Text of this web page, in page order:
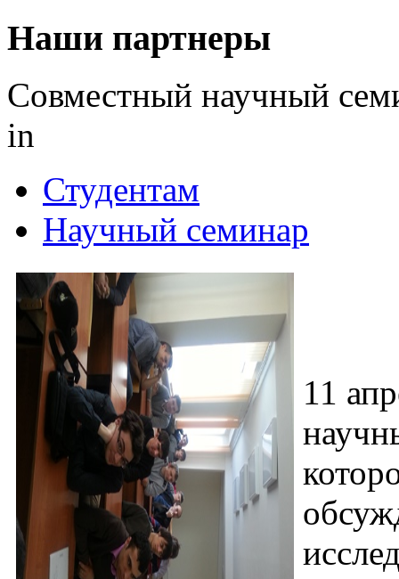
Наши партнеры
Совместный научный
in
Студентам
Научный семинар
11